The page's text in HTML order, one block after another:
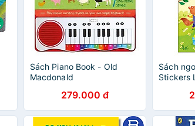
Sách Piano Book - Old
Macdonald
279.000 đ
Sách
Stickers